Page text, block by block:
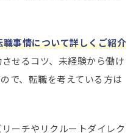
事情について詳しくご紹介
せるコツ、未経験から働け
で、転職を考えている方は
ーチやリクルートダイレク